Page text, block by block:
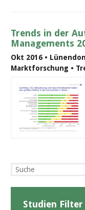
Trends in der
Managements
Okt 2016 •
Marktforschung •
Studien Filter